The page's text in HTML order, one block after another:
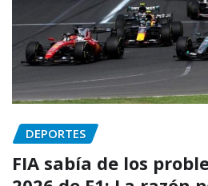
DEPORTES
FIA sabía de los